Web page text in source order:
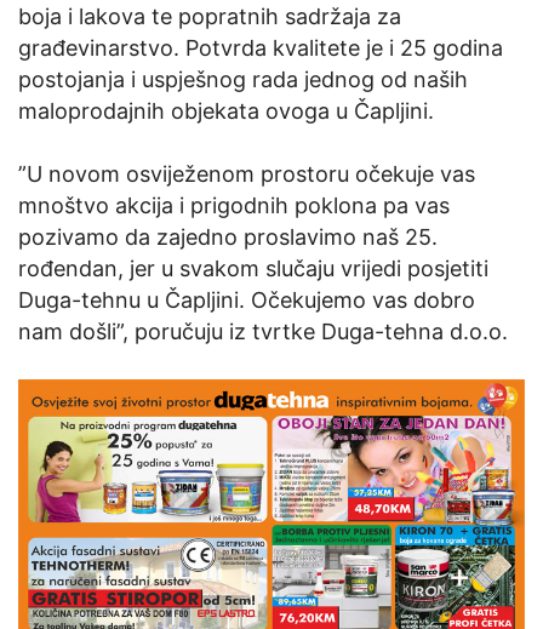
boja i lakova te popratnih sadržaja za
građevinarstvo. Potvrda kvalitete je i 25 godina
postojanja i uspješnog rada jednog od naših
maloprodajnih objekata ovoga u Čapljini.
”U novom osviježenom prostoru očekuje vas
mnoštvo akcija i prigodnih poklona pa vas
pozivamo da zajedno proslavimo naš 25.
rođendan, jer u svakom slučaju vrijedi posjetiti
Duga-tehnu u Čapljini. Očekujemo vas dobro
nam došli”, poručuju iz tvrtke Duga-tehna d.o.o.